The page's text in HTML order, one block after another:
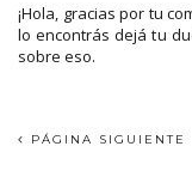
¡Hola, gracias por tu
lo encontrás dejá tu
sobre eso.
PÁGINA SIGUIENTE